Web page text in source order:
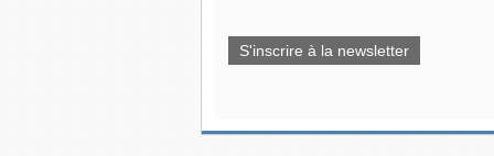
S'inscrire à la newsletter